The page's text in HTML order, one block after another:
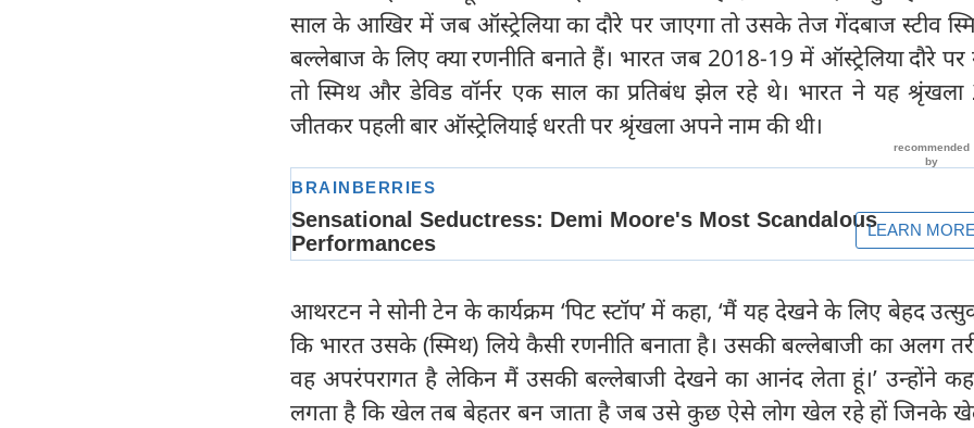
साल के आखिर में जब ऑस्ट्रेलिया का दौरे पर जाएगा तो उसके तेज गेंदबाज स्टीव
बल्लेबाज के लिए क्या रणनीति बनाते हैं। भारत जब 2018-19 में ऑस्ट्रेलिया दौरे पर
तो स्मिथ और डेविड वॉर्नर एक साल का प्रतिबंध झेल रहे थे। भारत ने यह
जीतकर पहली बार ऑस्ट्रेलियाई धरती पर श्रृंखला अपने नाम की थी।
आथरटन ने सोनी टेन के कार्यक्रम ‘पिट स्टॉप’ में कहा, ‘मैं यह देखने के लिए बेहद
कि भारत उसके (स्मिथ) लिये कैसी रणनीति बनाता है। उसकी बल्लेबाजी का अलग
वह अपरंपरागत है लेकिन मैं उसकी बल्लेबाजी देखने का आनंद लेता हूं।’ उन्होंने
लगता है कि खेल तब बेहतर बन जाता है जब उसे कुछ ऐसे लोग खेल रहे हों जिनके